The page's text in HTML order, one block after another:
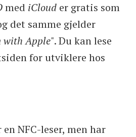
med iCloud er gratis som
det samme gjelder
with Apple". Du kan lese
for utviklere hos
NFC-leser, men har